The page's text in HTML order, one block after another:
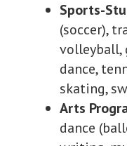
Sports-
(soccer),
volleyball,
dance,
skating,
Arts
dance